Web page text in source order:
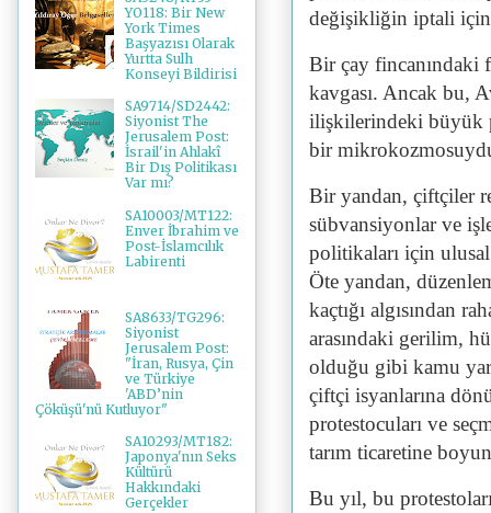
değişikliğin iptali için
Bir çay fincanındaki
kavgası. Ancak bu,
ilişkilerindeki büyük
bir
Bir yandan, çiftçiler
sübvansiyonlar ve
politikaları için
Öte yandan,
kaçtığı algısından
arasındaki gerilim,
olduğu gibi kamu
çiftçi isyanlarına
protestocuları ve
tarım ticaretine
Bu yıl, bu
YO118: Bir New
York Times
Başyazısı Olarak
Yurtta Sulh
Konseyi Bildirisi
SA9714/SD2442:
Siyonist The
Jerusalem Post:
İsrail'in Ahlakî
Bir Dış Politikası
Var mı?
SA10003/MT122:
Enver İbrahim ve
Post-İslamcılık
Labirenti
SA8633/TG296:
Siyonist
Jerusalem Post:
"İran, Rusya, Çin
ve Türkiye
'ABD’nin
Çöküşü'nü Kutluyor"
SA10293/MT182:
Japonya'nın Seks
Kültürü
Hakkındaki
Gerçekler